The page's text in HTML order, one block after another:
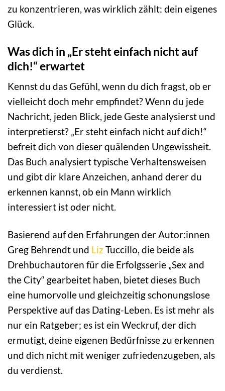
zu konzentrieren, was wirklich zählt: dein eigenes
Glück.
Was dich in „Er steht einfach nicht auf
dich!“ erwartet
Kennst du das Gefühl, wenn du dich fragst, ob er
vielleicht doch mehr empfindet? Wenn du jede
Nachricht, jeden Blick, jede Geste analysierst und
interpretierst? „Er steht einfach nicht auf dich!“
befreit dich von dieser quälenden Ungewissheit.
Das Buch analysiert typische Verhaltensweisen
und gibt dir klare Anzeichen, anhand derer du
erkennen kannst, ob ein Mann wirklich
interessiert ist oder nicht.
Basierend auf den Erfahrungen der Autor:innen
Greg Behrendt und LizTuccillo, die beide als
Drehbuchautoren für die Erfolgsserie „Sex and
the City“ gearbeitet haben, bietet dieses Buch
eine humorvolle und gleichzeitig schonungslose
Perspektive auf das Dating-Leben. Es ist mehr als
nur ein Ratgeber; es ist ein Weckruf, der dich
ermutigt, deine eigenen Bedürfnisse zu erkennen
und dich nicht mit weniger zufriedenzugeben, als
du verdienst.